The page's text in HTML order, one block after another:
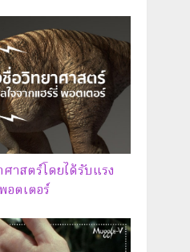
าสตร์โดยได้รับแรง
อตเตอร์